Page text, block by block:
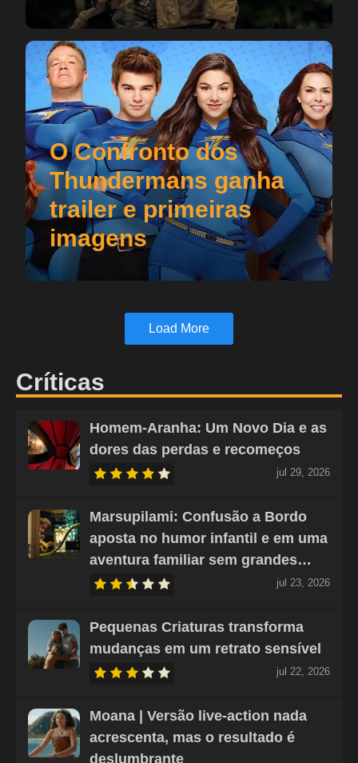
O Confronto dos
Thundermans ganha
trailer e primeiras
imagens
Load More
Críticas
Homem-Aranha: Um Novo Dia e as
dores das perdas e recomeços
jul 29, 2026
Marsupilami: Confusão a Bordo
aposta no humor infantil e em uma
aventura familiar sem grandes…
jul 23, 2026
Pequenas Criaturas transforma
mudanças em um retrato sensível
jul 22, 2026
Moana | Versão live-action nada
acrescenta, mas o resultado é
deslumbrante